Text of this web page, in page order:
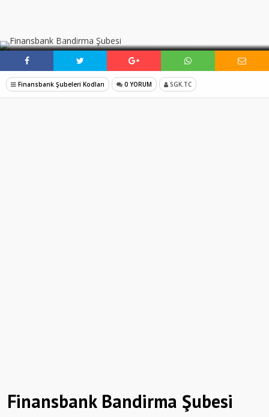
SOSYAL MEDYADA PAYLAŞ
Finansbank Şubeleri Kodları 0 YORUM SGK.TC
Finansbank Bandirma Şubesi